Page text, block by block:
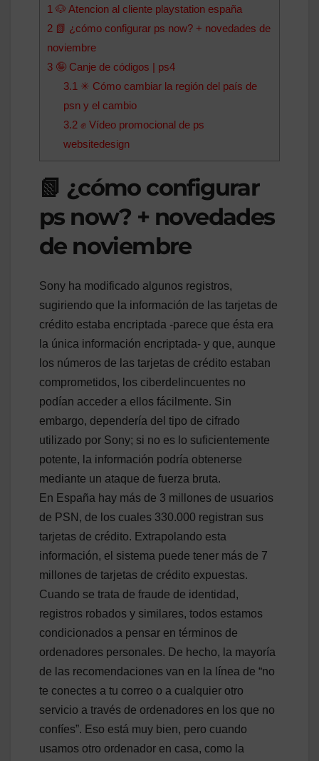
1 🐶 Atencion al cliente playstation españa
2 📗 ¿cómo configurar ps now? + novedades de
noviembre
3 🤪 Canje de códigos | ps4
3.1 ✳ Cómo cambiar la región del país de
psn y el cambio
3.2✊ Vídeo promocional de ps
websitedesign
📗 ¿cómo configurar
ps now? + novedades
de noviembre
Sony ha modificado algunos registros,
sugiriendo que la información de las tarjetas de
crédito estaba encriptada -parece que ésta era
la única información encriptada- y que, aunque
los números de las tarjetas de crédito estaban
comprometidos, los ciberdelincuentes no
podían acceder a ellos fácilmente. Sin
embargo, dependería del tipo de cifrado
utilizado por Sony; si no es lo suficientemente
potente, la información podría obtenerse
mediante un ataque de fuerza bruta.
En España hay más de 3 millones de usuarios
de PSN, de los cuales 330.000 registran sus
tarjetas de crédito. Extrapolando esta
información, el sistema puede tener más de 7
millones de tarjetas de crédito expuestas.
Cuando se trata de fraude de identidad,
registros robados y similares, todos estamos
condicionados a pensar en términos de
ordenadores personales. De hecho, la mayoría
de las recomendaciones van en la línea de “no
te conectes a tu correo o a cualquier otro
servicio a través de ordenadores en los que no
confíes”. Eso está muy bien, pero cuando
usamos otro ordenador en casa, como la